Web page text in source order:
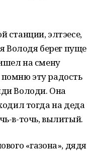
станции, элтэесе,
Володя берег пуще
на смену
эту радость
Володи. Она
тогда на деда
в-точь, вылитый.
«газона», дядя